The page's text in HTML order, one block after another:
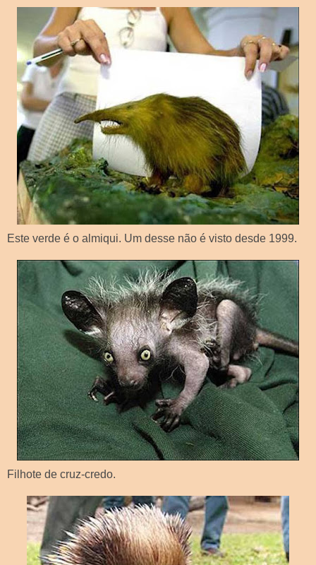
Este verde é o almiqui. Um desse não é visto desde 1999.
Filhote de cruz-credo.